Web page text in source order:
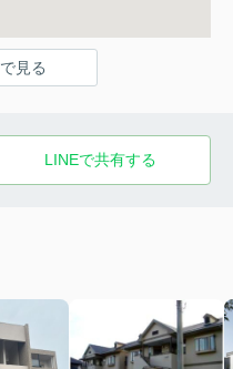
見る
LINEで共有する